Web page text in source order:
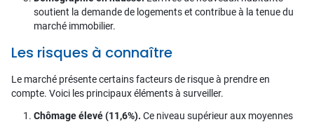
soutient la demande de logements et contribue à la tenue du
marché immobilier.
Les risques à connaître
Le marché présente certains facteurs de risque à prendre en
compte. Voici les principaux éléments à surveiller.
Chômage élevé (11,6%). Ce niveau supérieur aux moyennes